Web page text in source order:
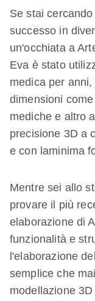
Se stai
successo in
un'occhiata a
Eva è stato
medica per
dimensioni
mediche e altro
precisione 3D a
e con laminima
Mentre sei allo
provare il più
elaborazione di
funzionalità e
l'elaborazione
semplice che
modellazione